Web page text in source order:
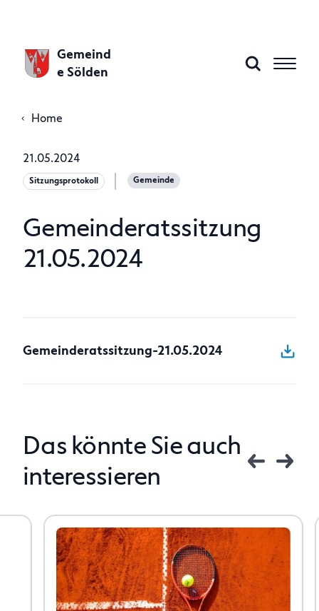
Gemeind
e Sölden
Aktuelles
Gemeindeamt
Anfragen
Home
21.05.2024
Sitzungsprotokoll Gemeinde
Gemeinderatssitzung
21.05.2024
Gemeinderatssitzung-21.05.2024
Das könnte Sie auch
interessieren